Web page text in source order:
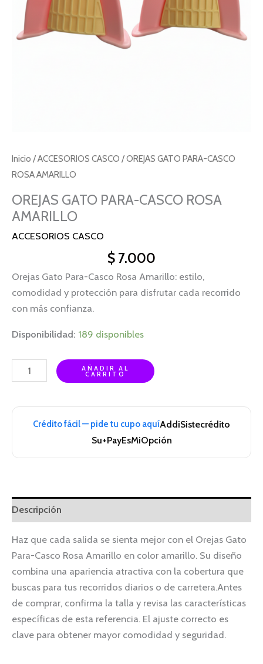
Inicio /ACCESORIOS CASCO / OREJAS GATO PARA-CASCO
ROSA AMARILLO
OREJAS GATO PARA-CASCO ROSA
AMARILLO
ACCESORIOS CASCO
$ 7.000
Orejas Gato Para-Casco Rosa Amarillo: estilo,
comodidad y protección para disfrutar cada recorrido
con más confianza.
Disponibilidad: 189 disponibles
AÑADIR AL
CARRITO
Crédito fácil — pide tu cupo aquíAddiSistecrédito
Su+PayEsMiOpción
Descripción
Haz que cada salida se sienta mejor con el Orejas Gato
Para-Casco Rosa Amarillo en color amarillo. Su diseño
combina una apariencia atractiva con la cobertura que
buscas para tus recorridos diarios o de carretera.Antes
de comprar, confirma la talla y revisa las características
específicas de esta referencia. El ajuste correcto es
clave para obtener mayor comodidad y seguridad.